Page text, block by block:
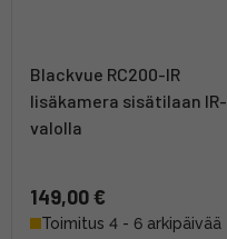
Blackvue RC200-IR
lisäkamera sisätilaan IR-
valolla
149,00 €
Toimitus 4 - 6 arkipäivää